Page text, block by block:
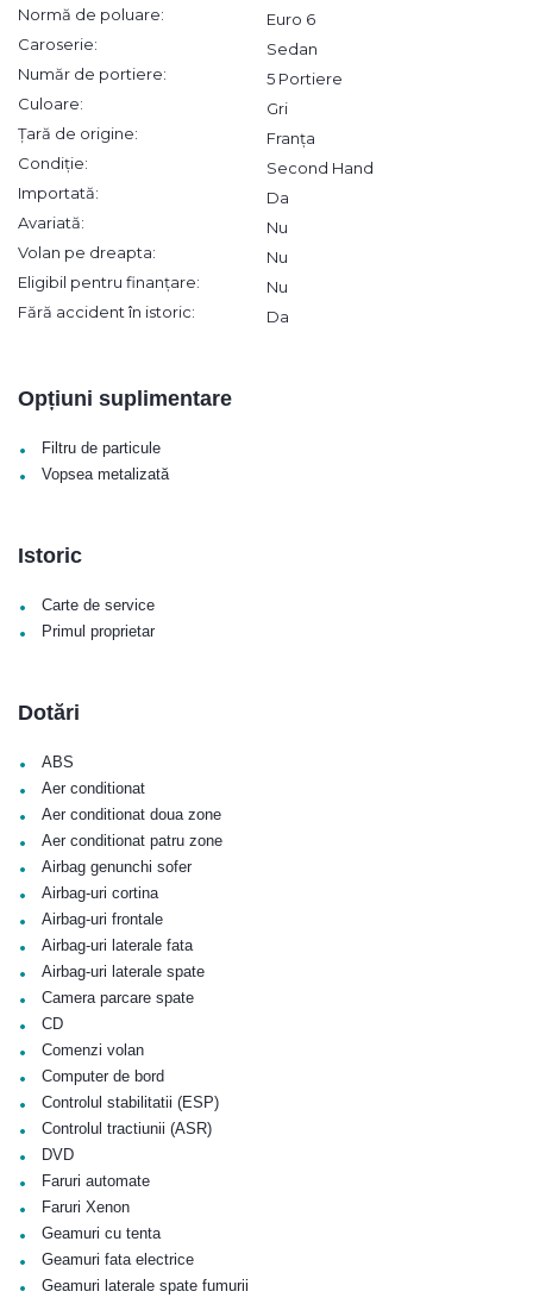
Normă de poluare:
Euro 6
Caroserie:
Sedan
Număr de portiere:
5 Portiere
Culoare:
Gri
Țară de origine:
Franța
Condiție:
Second Hand
Importată:
Da
Avariată:
Nu
Volan pe dreapta:
Nu
Eligibil pentru finanțare:
Nu
Fără accident în istoric:
Da
Opțiuni suplimentare
• Filtru de particule
• Vopsea metalizată
Istoric
• Carte de service
• Primul proprietar
Dotări
• ABS
• Aer conditionat
• Aer conditionat doua zone
• Aer conditionat patru zone
• Airbag genunchi sofer
• Airbag-uri cortina
• Airbag-uri frontale
• Airbag-uri laterale fata
• Airbag-uri laterale spate
• Camera parcare spate
• CD
• Comenzi volan
• Computer de bord
• Controlul stabilitatii (ESP)
• Controlul tractiunii (ASR)
• DVD
• Faruri automate
• Faruri Xenon
• Geamuri cu tenta
• Geamuri fata electrice
• Geamuri laterale spate fumurii